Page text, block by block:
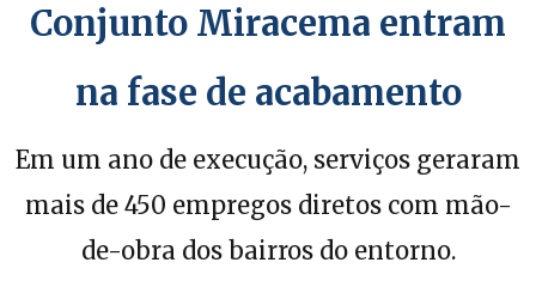
Conjunto Miracema entram
na fase de acabamento
Em um ano de execução, serviços geraram
mais de 450 empregos diretos com mão-
de-obra dos bairros do entorno.